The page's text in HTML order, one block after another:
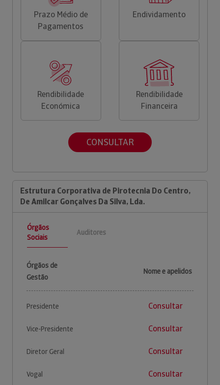
Prazo Médio de
Pagamentos
Endividamento
Rendibilidade
Económica
Rendibilidade
Financeira
CONSULTAR
Estrutura Corporativa de Pirotecnia Do Centro,
De Amilcar Gonçalves Da Silva, Lda.
Órgãos
Sociais
Auditores
Órgãos de
Gestão
Nome e apelidos
Presidente Consultar
Vice-Presidente Consultar
Diretor Geral Consultar
Vogal Consultar